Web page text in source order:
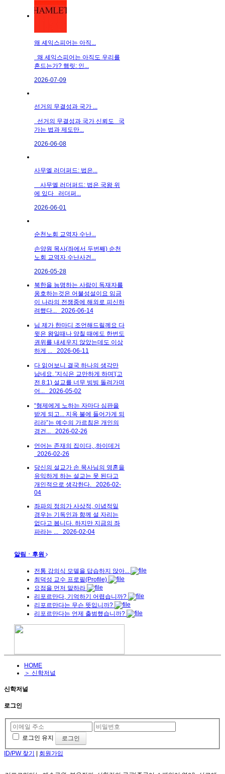
왜 셰익스피어는 아직...
왜 셰익스피어는 아직도 우리를
흔드는가? 햄릿: 인...
2026-07-09
선거의 무결성과 국가 ...
선거의 무결성과 국가 신뢰도 국
가는 법과 제도만...
2026-06-08
사무엘 러더퍼드: 법은...
사무엘 러더퍼드: 법은 국왕 위
에 있다 러더퍼...
2026-06-01
순천노회 교역자 수난...
손양원 목사(좌에서 두번째) 순천
노회 교역자 수난사건...
2026-05-28
북한을 능명하는 사람이 독재자를
옹호하는것은 어불성설이요 임금
이 나라의 전쟁중에 해외로 피신하
려했다...
2026-06-14
님 제가 한마디 조언해드릴께요 다
윗은 왕일때나 양칠 때에도 한번도
권위를 내세우지 않았는데도 이상
하게 ...
2026-06-11
다 읽어보니 결국 하나의 생각만
남네요. '지식은 교만하게 하며'(고
전 8:1) 설교를 너무 빙빙 돌려가며
어...
2026-05-02
“형제에게 노하는 자마다 심판을
받게 되고... 지옥 불에 들어가게 되
리라”는 예수의 가르침은 개인의
경건...
2026-02-26
언어는 존재의 집이다, ,하이데거
2026-02-26
당신의 설교가 손 목사님의 영혼을
유익하게 하는 설교는 못 된다고
개인적으로 생각한다.
2026-02-
04
좌파의 정의가 사상적, 이념적일
경우는 기독인과 함께 설 자리는
없다고 봅니다. 하지만 지금의 좌
파라는 ...
2026-02-04
알림ㆍ후원
전통 강의식 모델을 답습하지 않아...
최덕성 교수 프로필(Profile)
요점을 먼저 말하라
리포르만다, 기억하기 어렵습니까?
리포르만다는 무슨 뜻입니까?
리포르만다는 언제 출범했습니까?
HOME
＞ 신학저널
신학저널
로그인
로그인 유지
ID/PW 찾기 회원가입